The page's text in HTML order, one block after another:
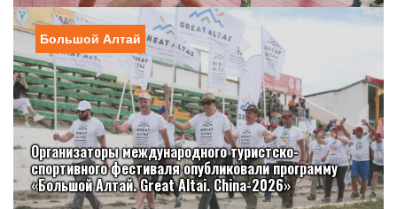
Большой Алтай
Организаторы международного туристско-
спортивного фестиваля опубликовали программу
«Большой Алтай. Great Altai. China-2026»